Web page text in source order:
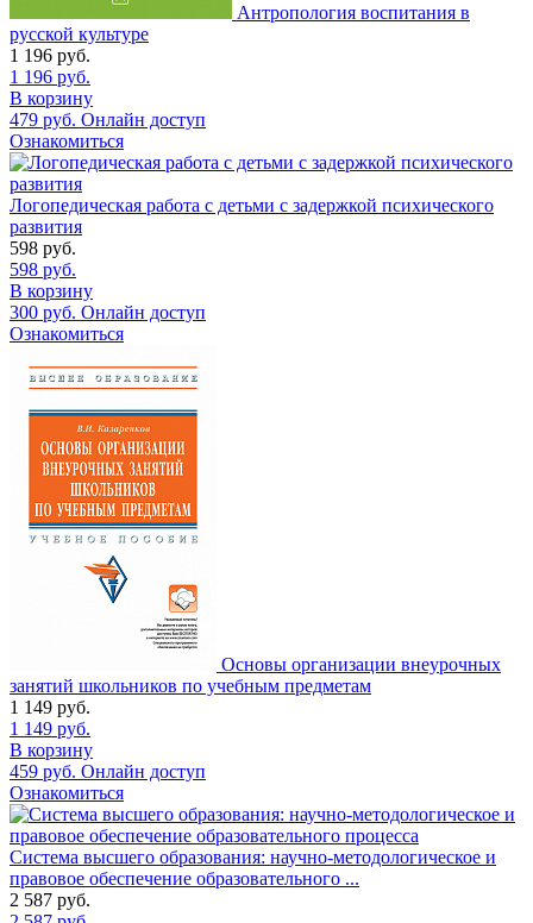
Антропология воспитания в
русской культуре
1 196 руб.
1 196 руб.
В корзину
479 руб. Онлайн доступ
Ознакомиться
Логопедическая работа с детьми с задержкой психического
развития
598 руб.
598 руб.
В корзину
300 руб. Онлайн доступ
Ознакомиться
Основы организации внеурочных
занятий школьников по учебным предметам
1 149 руб.
1 149 руб.
В корзину
459 руб. Онлайн доступ
Ознакомиться
Система высшего образования: научно-методологическое и
правовое обеспечение образовательного ...
2 587 руб.